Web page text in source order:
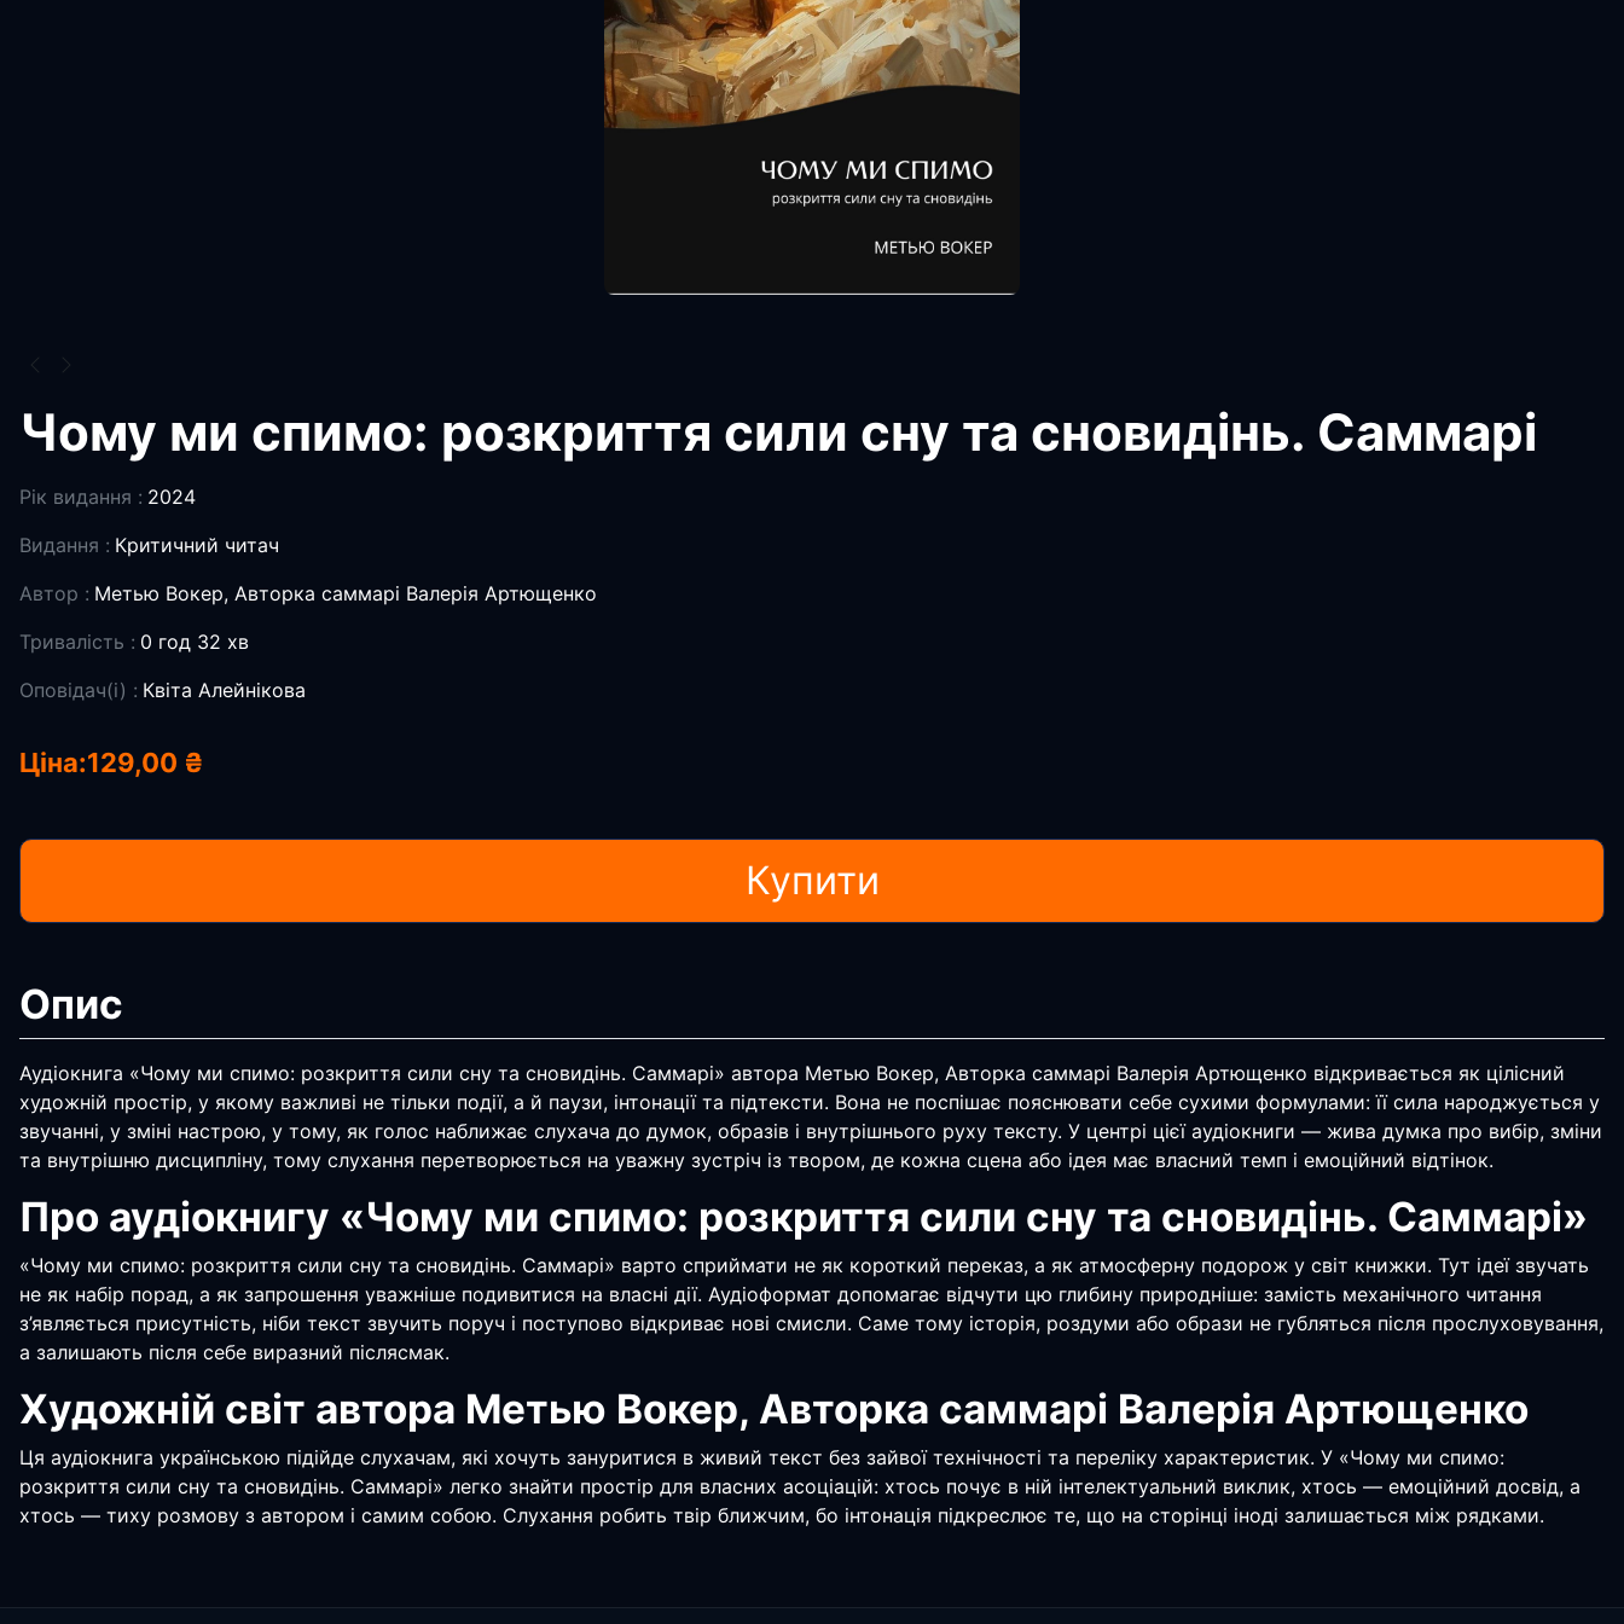
Чому ми спимо: розкриття сили сну та сновидінь. Саммарі
Рік видання : 2024
Видання : Критичний читач
Автор : Метью Вокер, Авторка саммарі Валерія Артющенко
Тривалість : 0 год 32 хв
Оповідач(і) : Квіта Алейнікова
Ціна:129,00 ₴
Купити
Опис
Аудіокнига «Чому ми спимо: розкриття сили сну та сновидінь. Саммарі» автора Метью Вокер, Авторка саммарі Валерія Артющенко відкривається як цілісний
художній простір, у якому важливі не тільки події, а й паузи, інтонації та підтексти. Вона не поспішає пояснювати себе сухими формулами: її сила народжується у
звучанні, у зміні настрою, у тому, як голос наближає слухача до думок, образів і внутрішнього руху тексту. У центрі цієї аудіокниги — жива думка про вибір, зміни
та внутрішню дисципліну, тому слухання перетворюється на уважну зустріч із твором, де кожна сцена або ідея має власний темп і емоційний відтінок.
Про аудіокнигу «Чому ми спимо: розкриття сили сну та сновидінь. Саммарі»
«Чому ми спимо: розкриття сили сну та сновидінь. Саммарі» варто сприймати не як короткий переказ, а як атмосферну подорож у світ книжки. Тут ідеї звучать
не як набір порад, а як запрошення уважніше подивитися на власні дії. Аудіоформат допомагає відчути цю глибину природніше: замість механічного читання
з’являється присутність, ніби текст звучить поруч і поступово відкриває нові смисли. Саме тому історія, роздуми або образи не губляться після прослуховування,
а залишають після себе виразний післясмак.
Художній світ автора Метью Вокер, Авторка саммарі Валерія Артющенко
Ця аудіокнига українською підійде слухачам, які хочуть зануритися в живий текст без зайвої технічності та переліку характеристик. У «Чому ми спимо:
розкриття сили сну та сновидінь. Саммарі» легко знайти простір для власних асоціацій: хтось почує в ній інтелектуальний виклик, хтось — емоційний досвід, а
хтось — тиху розмову з автором і самим собою. Слухання робить твір ближчим, бо інтонація підкреслює те, що на сторінці іноді залишається між рядками.